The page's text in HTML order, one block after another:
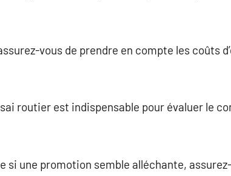
vous de prendre en compte les coûts
routier est indispensable pour évaluer le
une promotion semble alléchante, assurez-